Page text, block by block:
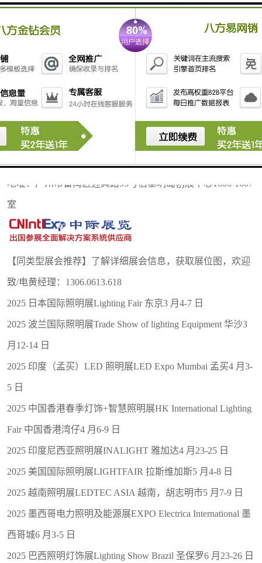
【参展咨询】广州中际展览策划有限公司
中际展览具有20年的外展服务经验！展位预定-展品运输-签
证-机票酒店-补贴一站式服务
地址：广州市番禺区迎宾路93号信基玥岛创展中心1606-1607
室
【同类型展会推荐】了解详细展会信息，获取展位图，欢迎
致/电黄经理：1306.0613.618
2025 日本国际照明展Lighting Fair 东京3 月4-7 日
2025 波兰国际照明展Trade Show of lighting Equipment 华沙3
月12-14 日
2025 印度（孟买）LED 照明展LED Expo Mumbai 孟买4 月3-
5 日
2025 中国香港春季灯饰+智慧照明展HK International Lighting
Fair 中国香港湾仔4 月6-9 日
2025 印度尼西亚照明展INALIGHT 雅加达4 月23-25 日
2025 美国国际照明展LIGHTFAIR 拉斯维加斯5 月4-8 日
2025 越南照明展LEDTEC ASIA 越南，胡志明市5 月7-9 日
2025 墨西哥电力照明及能源展EXPO Electrica International 墨
西哥城6 月3-5 日
2025 巴西照明灯饰展Lighting Show Brazil 圣保罗6 月23-26 日